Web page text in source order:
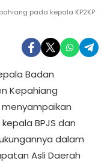
pada kepala KP2KP
Badan
Kepahiang
BPJS dan
dalam
Asli Daerah